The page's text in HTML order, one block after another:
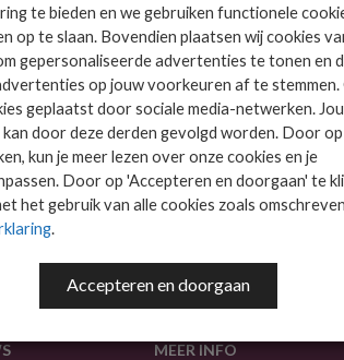
MEER INFO
te bieden en we gebruiken functionele
op te slaan. Bovendien plaatsen wij cookies
gepersonaliseerde advertenties te tonen en
op jouw voorkeuren af te stemmen.
geplaatst door sociale media-netwerken.
door deze derden gevolgd worden. Door
kun je meer lezen over onze cookies en je
Door op 'Accepteren en doorgaan' te
het gebruik van alle cookies zoals
.
Accepteren en doorgaan